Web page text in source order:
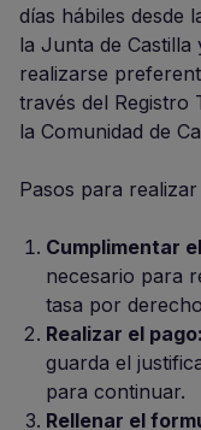
días hábiles desde
la Junta de Castilla
realizarse
través del Registro
la Comunidad de
Pasos para
Cumplimentar
necesario para
tasa por
Realizar el pago:
guarda el
para continuar.
Rellenar el